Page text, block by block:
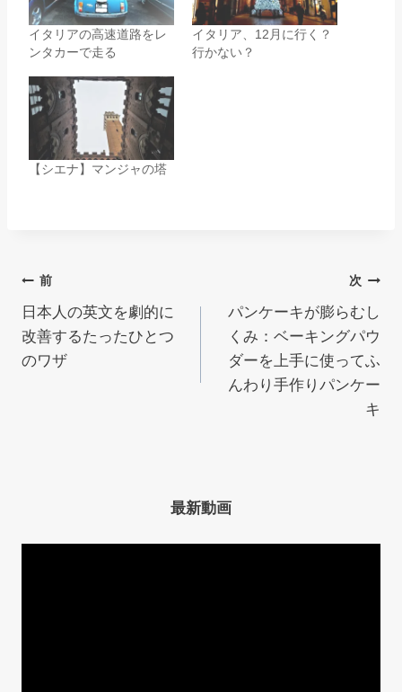
イタリアの高速道路をレ
ンタカーで走る
イタリア、12月に行く？
行かない？
【シエナ】マンジャの塔
投
稿
ナ
ョ
前
日本人の英文を劇的に
改善するたったひとつ
のワザ
次
パンケーキが膨らむし
くみ：ベーキングパウ
ダーを上手に使ってふ
んわり手作りパンケー
キ
最新動画